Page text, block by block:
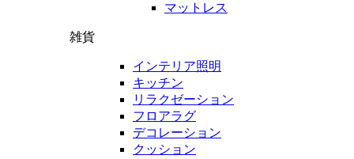
マットレス
雑貨
インテリア照明
キッチン
リラクゼーション
フロアラグ
デコレーション
クッション